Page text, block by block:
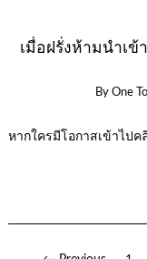
เมื่อฝรั่งห้ามนำเข้
By One
หากใครมีโอกาสเข้าไป